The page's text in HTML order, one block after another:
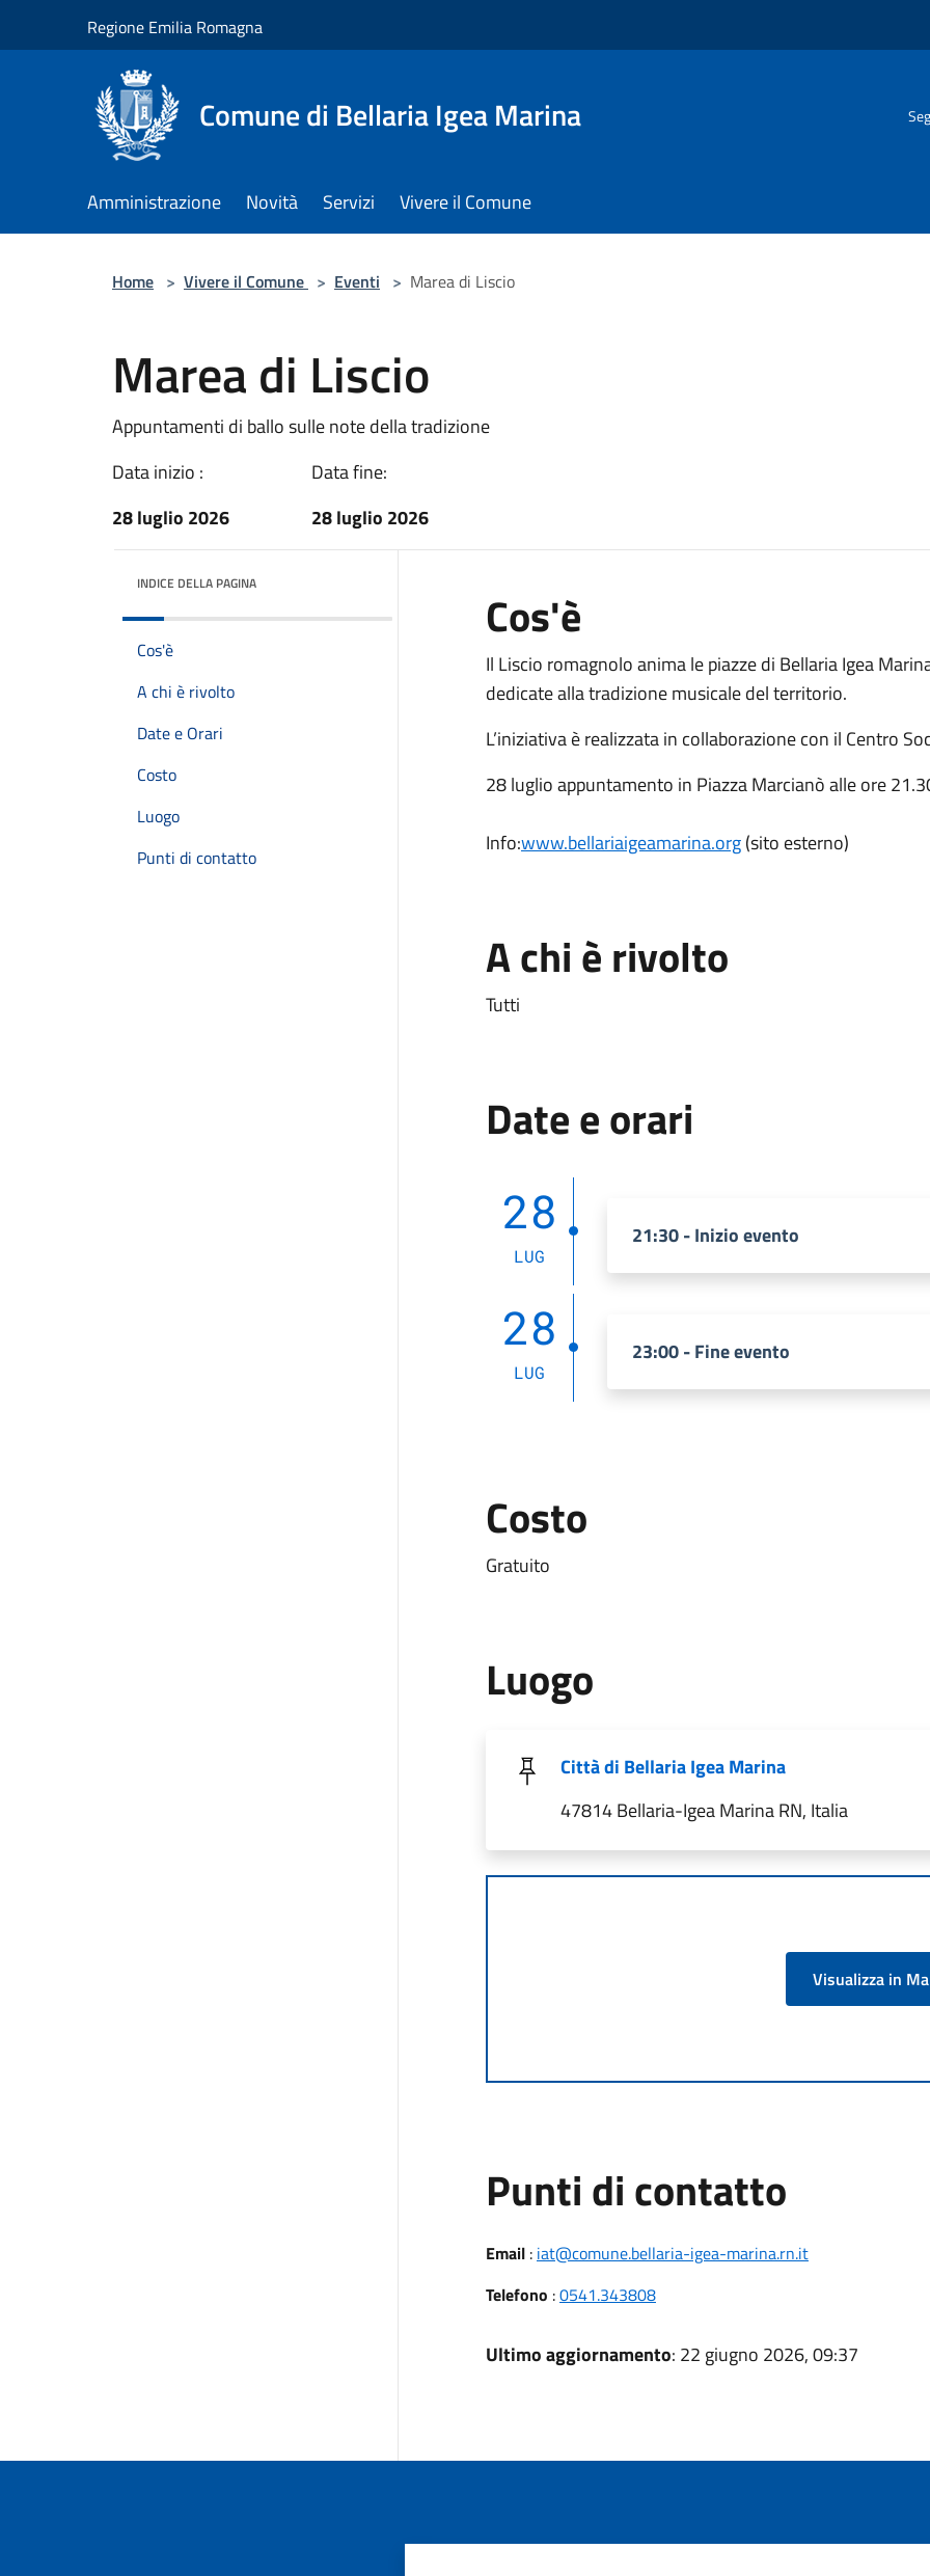
Regione Emilia Romagna
Comune di Bellaria Igea Marina
Amministrazione Novità Servizi Vivere il Comune
Home > Vivere il Comune > Eventi > Marea di Liscio
Marea di Liscio
Appuntamenti di ballo sulle note della tradizione
Data inizio :
28 luglio 2026
Data fine:
28 luglio 2026
INDICE DELLA PAGINA
Cos'è
A chi è rivolto
Date e Orari
Costo
Luogo
Punti di contatto
Cos'è
Il Liscio romagnolo anima le piazze di Bellaria Igea
dedicate alla tradizione musicale del territorio.
L’iniziativa è realizzata in collaborazione con il Centro
28 luglio appuntamento in Piazza Marcianò alle ore
Info:www.bellariaigeamarina.org(sito esterno)
A chi è rivolto
Tutti
Date e orari
28
LUG
21:30 - Inizio evento
28
LUG
23:00 - Fine evento
Costo
Gratuito
Luogo
Città di Bellaria Igea Marina
47814 Bellaria-Igea Marina RN, Italia
Visualizza in
Punti di contatto
Email: iat@comune.bellaria-igea-marina.rn.it
Telefono :0541.343808
Ultimo aggiornamento: 22 giugno 2026, 09:37